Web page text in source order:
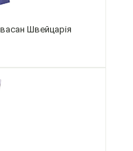
Швейцарія